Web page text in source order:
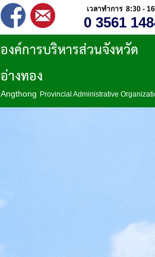
เวลาทำการ 8:30 -
0 3561
องค์การบริหารส่วนจังหวัด
อ่างทอง
Angthong Provincial Administrative